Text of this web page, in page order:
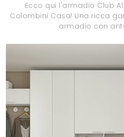
Ecco qui l'armadio Club
Colombini Casa! Una ricca
armadio con